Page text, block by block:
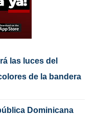
las luces del
de la bandera
Dominicana